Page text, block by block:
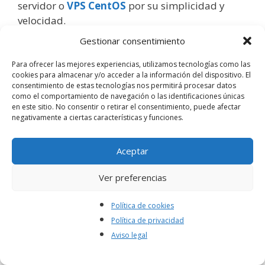
Gestionar consentimiento
Para ofrecer las mejores experiencias, utilizamos tecnologías como las
cookies para almacenar y/o acceder a la información del dispositivo. El
consentimiento de estas tecnologías nos permitirá procesar datos
como el comportamiento de navegación o las identificaciones únicas
en este sitio. No consentir o retirar el consentimiento, puede afectar
negativamente a ciertas características y funciones.
Aceptar
Ver preferencias
Política de cookies
Política de privacidad
Aviso legal
servidor o VPS CentOS por su simplicidad y
velocidad.
Categorías
CentOS
Etiquetas
CentOS ,CentOS 7,Linux,Nginx
8 comentarios
Cómo instalar Openfire en CentOS
23 diciembre, 2019 porEl Instalador